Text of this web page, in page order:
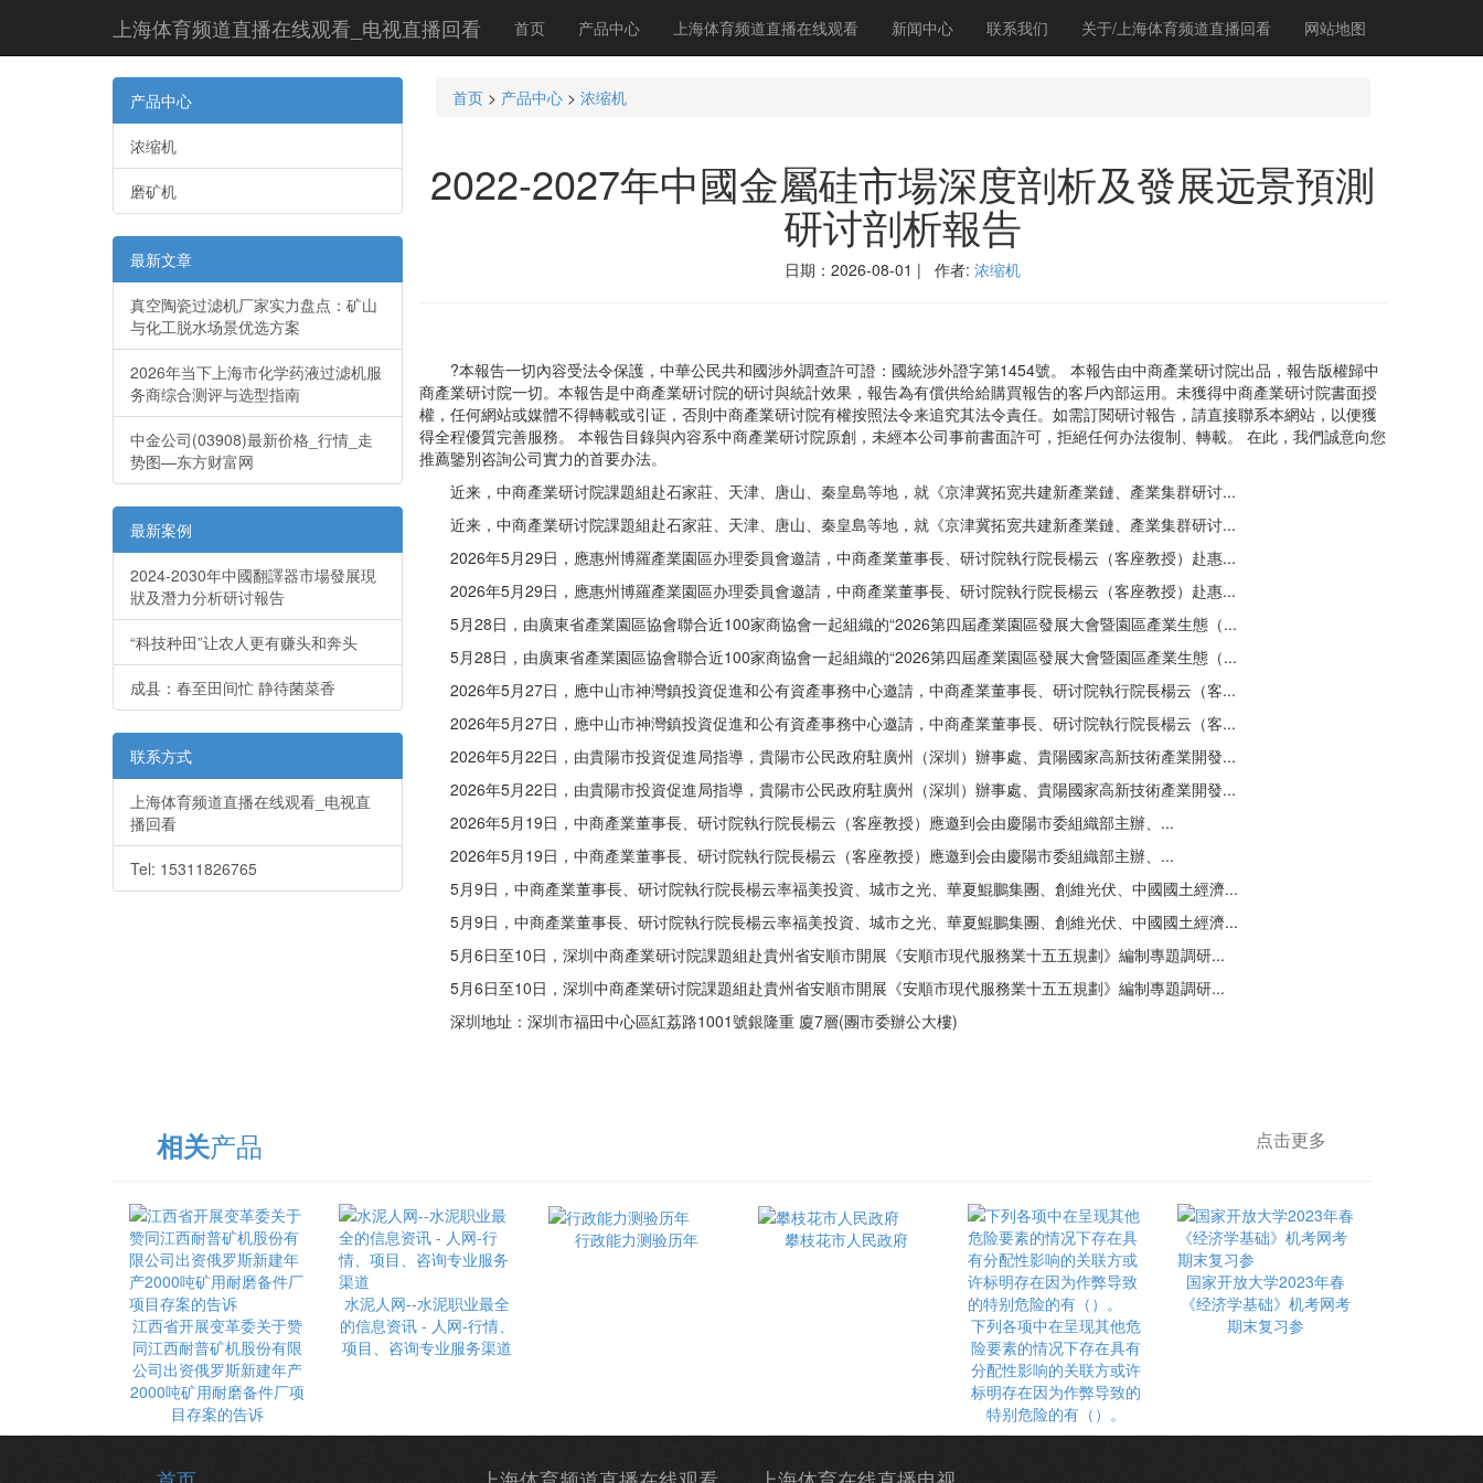
上海体育频道直播在线观看_电视直播回看 首页 产品中心 上海体育频道直播在线观看 新闻中心 联系我们 关于/上海体育频道直播回看 网站地图
产品中心
浓缩机
磨矿机
最新文章
真空陶瓷过滤机厂家实力盘点：矿山
与化工脱水场景优选方案
2026年当下上海市化学药液过滤机服
务商综合测评与选型指南
中金公司(03908)最新价格_行情_走
势图—东方财富网
最新案例
2024-2030年中國翻譯器市場發展現
狀及潛力分析研讨報告
“科技种田”让农人更有赚头和奔头
成县：春至田间忙 静待菌菜香
联系方式
上海体育频道直播在线观看_电视直
播回看
Tel: 15311826765
首页> 产品中心> 浓缩机
2022-2027年中國金屬硅市場深度剖析及發展远景預測
研讨剖析報告
日期：2026-08-01 | 作者:浓缩机
?本報告一切內容受法令保護，中華公民共和國涉外調查許可證：國統涉外證字第1454號。 本報告由中商產業研讨院出品，報告版權歸中
商產業研讨院一切。本報告是中商產業研讨院的研讨與統計效果，報告為有償供给給購買報告的客戶內部运用。未獲得中商產業研讨院書面授
權，任何網站或媒體不得轉載或引证，否則中商產業研讨院有權按照法令来追究其法令責任。如需訂閱研讨報告，請直接聯系本網站，以便獲
得全程優質完善服務。 本報告目錄與內容系中商產業研讨院原創，未經本公司事前書面許可，拒絕任何办法復制、轉載。 在此，我們誠意向您
推薦鑒別咨詢公司實力的首要办法。
近来，中商產業研讨院課題組赴石家莊、天津、唐山、秦皇島等地，就《京津冀拓宽共建新產業鏈、產業集群研讨...
近来，中商產業研讨院課題組赴石家莊、天津、唐山、秦皇島等地，就《京津冀拓宽共建新產業鏈、產業集群研讨...
2026年5月29日，應惠州博羅產業園區办理委員會邀請，中商產業董事長、研讨院執行院長楊云（客座教授）赴惠...
2026年5月29日，應惠州博羅產業園區办理委員會邀請，中商產業董事長、研讨院執行院長楊云（客座教授）赴惠...
5月28日，由廣東省產業園區協會聯合近100家商協會一起組織的“2026第四屆產業園區發展大會暨園區產業生態（...
5月28日，由廣東省產業園區協會聯合近100家商協會一起組織的“2026第四屆產業園區發展大會暨園區產業生態（...
2026年5月27日，應中山市神灣鎮投資促進和公有資產事務中心邀請，中商產業董事長、研讨院執行院長楊云（客...
2026年5月27日，應中山市神灣鎮投資促進和公有資產事務中心邀請，中商產業董事長、研讨院執行院長楊云（客...
2026年5月22日，由貴陽市投資促進局指導，貴陽市公民政府駐廣州（深圳）辦事處、貴陽國家高新技術產業開發...
2026年5月22日，由貴陽市投資促進局指導，貴陽市公民政府駐廣州（深圳）辦事處、貴陽國家高新技術產業開發...
2026年5月19日，中商產業董事長、研讨院執行院長楊云（客座教授）應邀到会由慶陽市委組織部主辦、...
2026年5月19日，中商產業董事長、研讨院執行院長楊云（客座教授）應邀到会由慶陽市委組織部主辦、...
5月9日，中商產業董事長、研讨院執行院長楊云率福美投資、城市之光、華夏鯤鵬集團、創維光伏、中國國土經濟...
5月9日，中商產業董事長、研讨院執行院長楊云率福美投資、城市之光、華夏鯤鵬集團、創維光伏、中國國土經濟...
5月6日至10日，深圳中商產業研讨院課題組赴貴州省安順市開展《安順市現代服務業十五五規劃》編制專題調研...
5月6日至10日，深圳中商產業研讨院課題組赴貴州省安順市開展《安順市現代服務業十五五規劃》編制專題調研...
深圳地址：深圳市福田中心區紅荔路1001號銀隆重 廈7層(團市委辦公大樓)
相关产品 点击更多
江西省开展变革委关于赞
同江西耐普矿机股份有限
公司出资俄罗斯新建年产
2000吨矿用耐磨备件厂项
目存案的告诉
水泥人网--水泥职业最全
的信息资讯 - 人网-行情、
项目、咨询专业服务渠道
行政能力测验历年 攀枝花市人民政府
下列各项中在呈现其他危
险要素的情况下存在具有
分配性影响的关联方或许
标明存在因为作弊导致的
特别危险的有（）。
国家开放大学2023年春
《经济学基础》机考网考
期末复习参